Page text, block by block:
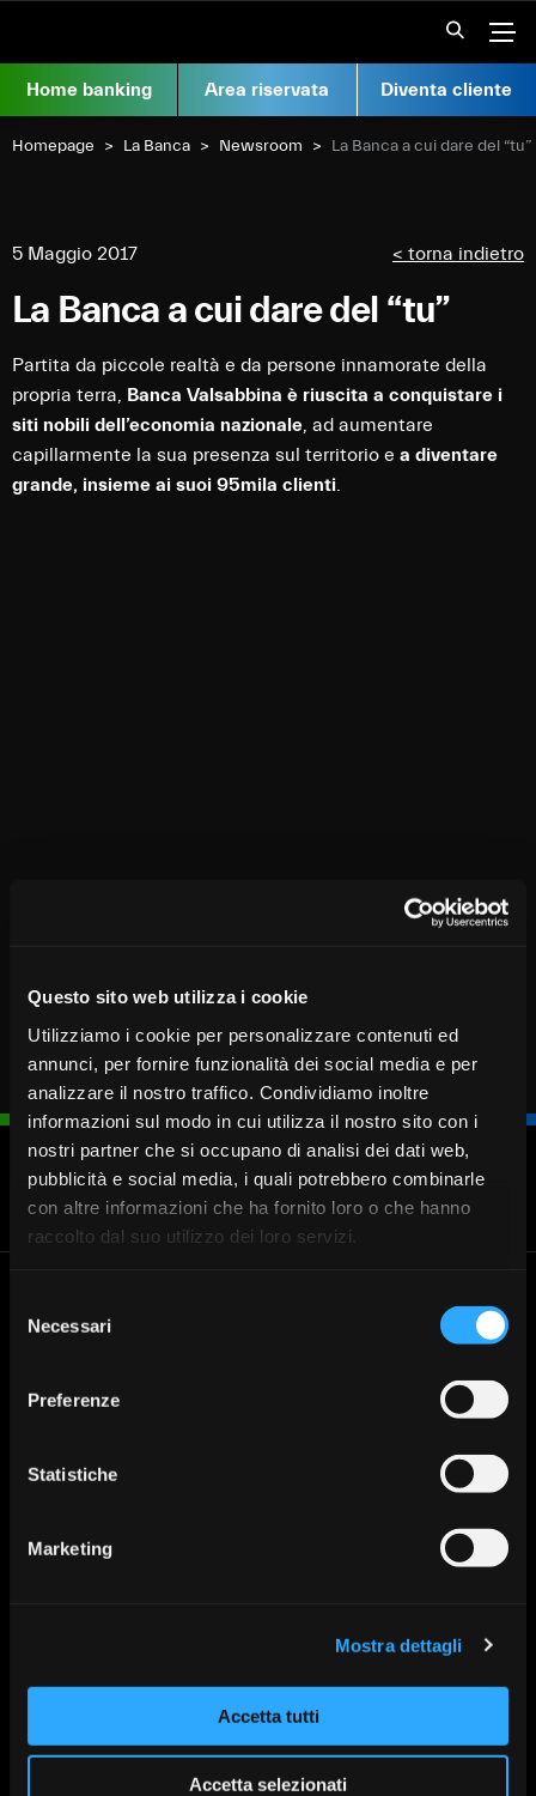
Questo sito web utilizza i cookie
Utilizziamo i cookie per personalizzare contenuti ed
annunci, per fornire funzionalità dei social media e per
analizzare il nostro traffico. Condividiamo inoltre
informazioni sul modo in cui utilizza il nostro sito con i
nostri partner che si occupano di analisi dei dati web,
pubblicità e social media, i quali potrebbero combinarle
con altre informazioni che ha fornito loro o che hanno
raccolto dal suo utilizzo dei loro servizi.
delNecessari
Preferenze
Statistiche
Marketing
Mostra dettagli
Accetta tutti
Accetta selezionati
Home banking Area riservata Diventa cliente
Homepage La Banca Newsroom Current:
La Banca a cui dare del “tu”
5 Maggio 2017 < torna indietro
La Banca a cui dare del “tu”
Partita da piccole realtà e da persone innamorate della
propria terra, Banca Valsabbina è riuscita a conquistare i
siti nobili dell’economia nazionale , ad aumentare
capillarmente la sua presenza sul territorio e a diventare
grande, insieme ai suoi 95mila clienti
Blocca
carta
Fissa un
appuntamento
Cerca
Filiale
Chiamaci
030 37231
Venticinque Aprile 8
Partita Iva 00549950988
Protezione
Investimenti
Protezione
Finanziamenti
Cerca la filiale di Banca
Trova la tua filiale
PSD2
MiFID e Finanza
Depositi Dormienti